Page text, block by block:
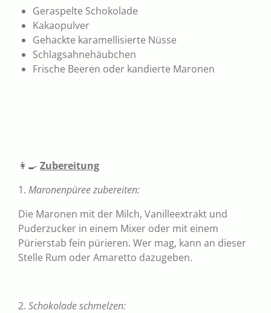
Geraspelte Schokolade
Kakaopulver
Gehackte karamellisierte Nüsse
Schlagsahnehäubchen
Frische Beeren oder kandierte Maronen
👩‍🍳 Zubereitung
1. Maronenpüree zubereiten:
Die Maronen mit der Milch, Vanilleextrakt und
Puderzucker in einem Mixer oder mit einem
Pürierstab fein pürieren. Wer mag, kann an dieser
Stelle Rum oder Amaretto dazugeben.
2. Schokolade schmelzen: